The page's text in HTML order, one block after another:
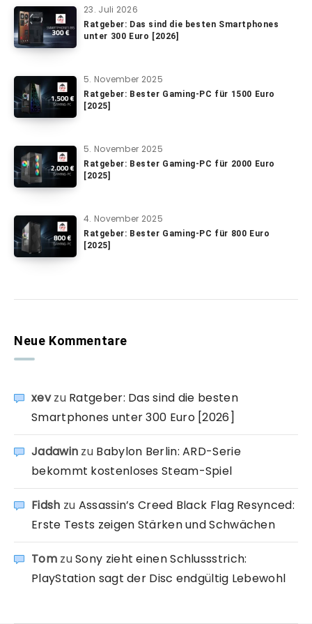
23. Juli 2026
Ratgeber: Das sind die besten Smartphones
unter 300 Euro [2026]
5. November 2025
Ratgeber: Bester Gaming-PC für 1500 Euro
[2025]
5. November 2025
Ratgeber: Bester Gaming-PC für 2000 Euro
[2025]
4. November 2025
Ratgeber: Bester Gaming-PC für 800 Euro
[2025]
Neue Kommentare
xevzu Ratgeber: Das sind die besten
Smartphones unter 300 Euro [2026]
Jadawin zu Babylon Berlin: ARD-Serie
bekommt kostenloses Steam-Spiel
Fidsh zu Assassin’s Creed Black Flag Resynced:
Erste Tests zeigen Stärken und Schwächen
TomzuSony zieht einen Schlussstrich:
PlayStation sagt der Disc endgültig Lebewohl